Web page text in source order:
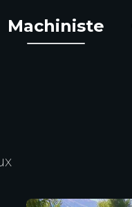
Machiniste